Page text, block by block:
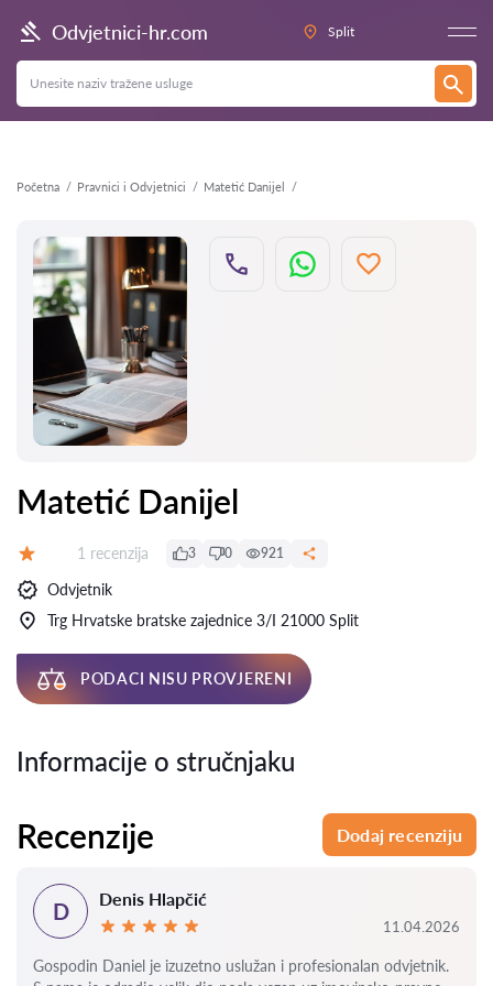
Odvjetnici-hr.com Split
Početna Pravnici i Odvjetnici Matetić Danijel
Natrag
Matetić Danijel
Recenzija:
1 recenzija 3 0 921
Odvjetnik
Trg Hrvatske bratske zajednice 3/I 21000 Split
PODACI NISU PROVJERENI
Informacije o stručnjaku
Recenzije Dodaj recenziju
D Denis Hlapčić
11.04.2026
Gospodin Daniel je izuzetno uslužan i profesionalan odvjetnik.